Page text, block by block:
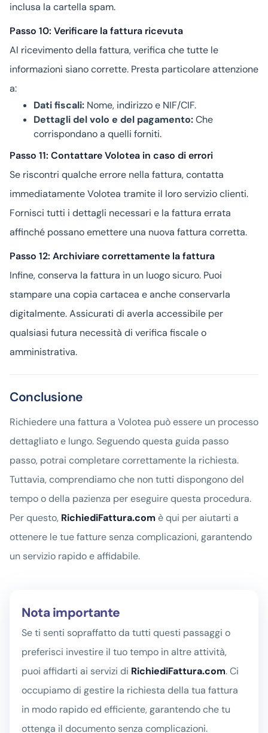
inclusa la cartella spam.
Passo 10: Verificare la fattura ricevuta
Al ricevimento della fattura, verifica che tutte le
informazioni siano corrette. Presta particolare attenzione
a:
Dati fiscali: Nome, indirizzo e NIF/CIF.
Dettagli del volo e del pagamento:Che
corrispondano a quelli forniti.
Passo 11: Contattare Volotea in caso di errori
Se riscontri qualche errore nella fattura, contatta
immediatamente Volotea tramite il loro servizio clienti.
Fornisci tutti i dettagli necessari e la fattura errata
affinché possano emettere una nuova fattura corretta.
Passo 12: Archiviare correttamente la fattura
Infine, conserva la fattura in un luogo sicuro. Puoi
stampare una copia cartacea e anche conservarla
digitalmente. Assicurati di averla accessibile per
qualsiasi futura necessità di verifica fiscale o
amministrativa.
Conclusione
Richiedere una fattura a Volotea può essere un processo
dettagliato e lungo. Seguendo questa guida passo
passo, potrai completare correttamente la richiesta.
Tuttavia, comprendiamo che non tutti dispongono del
tempo o della pazienza per eseguire questa procedura.
Per questo, RichiediFattura.com è qui per aiutarti a
ottenere le tue fatture senza complicazioni, garantendo
un servizio rapido e affidabile.
Nota importante
Se ti senti sopraffatto da tutti questi passaggi o
preferisci investire il tuo tempo in altre attività,
puoi affidarti ai servizi di RichiediFattura.com. Ci
occupiamo di gestire la richiesta della tua fattura
in modo rapido ed efficiente, garantendo che tu
ottenga il documento senza complicazioni.